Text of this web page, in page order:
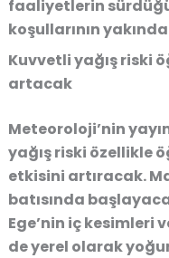
faaliyetlerin
koşullarının
Kuvvetli yağış riski
artacak
Meteoroloji’nin
yağış riski özellikle
etkisini artıracak.
batısında
Ege’nin iç kesimleri
de yerel olarak